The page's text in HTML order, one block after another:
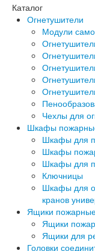
Каталог
Огнетушители
Модули
Чехлы для
Шкафы
Шкафы для
Шкафы
Шкафы для
Ключницы
Шкафы для
кранов
Ящики
Ящики
Ящики для
Головки